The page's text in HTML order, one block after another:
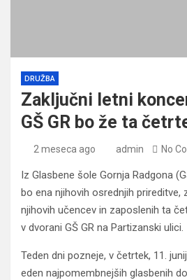
DRUŽBA
Zaključni letni
GŠ GR bo že ta
2 meseca ago admin No
Iz Glasbene šole Gornja Radgona
bo ena njihovih osrednjih prireditve,
njihovih učencev in zaposlenih ta
v dvorani GŠ GR na Partizanski ulici.
Teden dni pozneje, v četrtek, 11.
eden najpomembnejših glasbenih